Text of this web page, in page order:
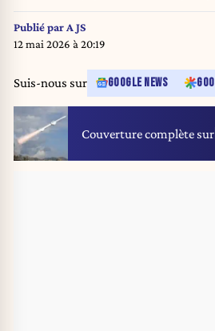
Publié par A JS
12 mai 2026 à 20:19
Suis-nous sur GOOGLE NEWS
Couverture complète sur